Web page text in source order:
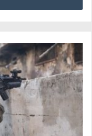
خ
ر
ي
ك